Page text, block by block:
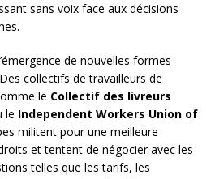
sans voix face aux décisions
de nouvelles formes
collectifs de travailleurs de
le Collectif des livreurs
le Independent Workers Union of
militent pour une meilleure
et tentent de négocier avec les
telles que les tarifs, les